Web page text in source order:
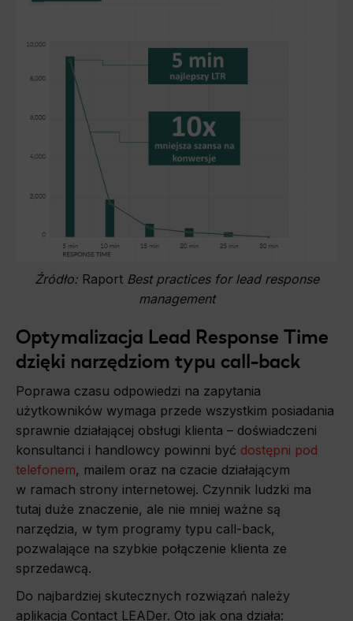
Źródło:Raport Best practices for lead response
management
Optymalizacja Lead Response Time
dzięki narzędziom typu call-back
Poprawa czasu odpowiedzi na zapytania
użytkowników wymaga przede wszystkim posiadania
sprawnie działającej obsługi klienta – doświadczeni
konsultanci i handlowcy powinni być dostępni pod
telefonem, mailem oraz na czacie działającym
w ramach strony internetowej. Czynnik ludzki ma
tutaj duże znaczenie, ale nie mniej ważne są
narzędzia, w tym programy typu call-back,
pozwalające na szybkie połączenie klienta ze
sprzedawcą.
Do najbardziej skutecznych rozwiązań należy
aplikacja Contact LEADer. Oto jak ona działa: